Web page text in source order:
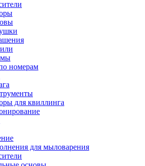
номерам
для квиллинга
для мыловарения